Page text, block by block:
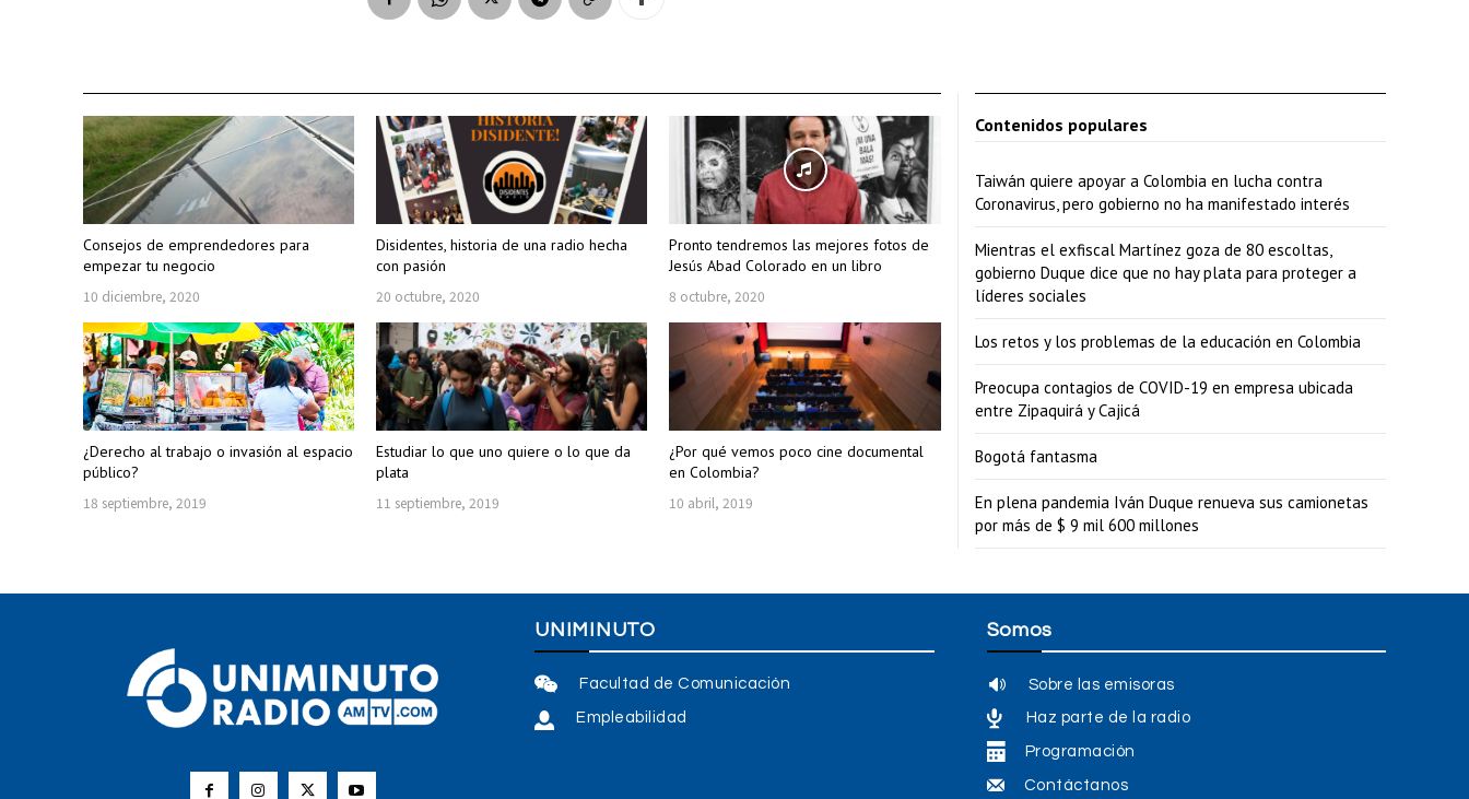
Consejos de emprendedores para
empezar tu negocio
10 diciembre, 2020
Disidentes, historia de una radio hecha
con pasión
20 octubre, 2020
Pronto tendremos las mejores fotos de
Jesús Abad Colorado en un libro
8 octubre, 2020
¿Derecho al trabajo o invasión al espacio
público?
18 septiembre, 2019
Estudiar lo que uno quiere o lo que da
plata
11 septiembre, 2019
¿Por qué vemos poco cine documental
en Colombia?
10 abril, 2019
Contenidos populares
Taiwán quiere apoyar a Colombia en lucha contra
Coronavirus, pero gobierno no ha manifestado interés
Mientras el exfiscal Martínez goza de 80 escoltas,
gobierno Duque dice que no hay plata para proteger a
líderes sociales
Los retos y los problemas de la educación en Colombia
Preocupa contagios de COVID-19 en empresa ubicada
entre Zipaquirá y Cajicá
Bogotá fantasma
En plena pandemia Iván Duque renueva sus camionetas
por más de $ 9 mil 600 millones
UNIMINUTO
Facultad de Comunicación
Empleabilidad
Somos
Sobre las emisoras
Haz parte de la radio
Programación
Contáctanos